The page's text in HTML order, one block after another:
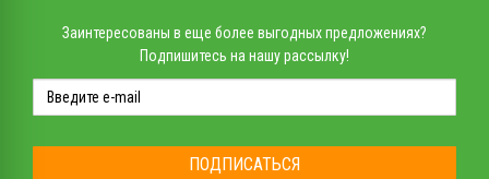
Заинтересованы в еще более выгодных предложениях?
Подпишитесь на нашу рассылку!
ПОДПИСАТЬСЯ